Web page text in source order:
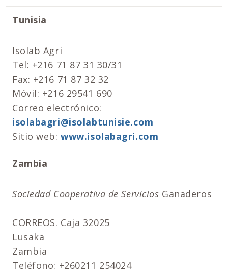
Tunisia
Isolab Agri
Tel: +216 71 87 31 30/31
Fax: +216 71 87 32 32
Móvil: +216 29541 690
Correo electrónico:
isolabagri@isolabtunisie.com
Sitio web:www.isolabagri.com
Zambia
Sociedad Cooperativa de Servicios Ganaderos
CORREOS. Caja 32025
Lusaka
Zambia
Teléfono: +260211 254024